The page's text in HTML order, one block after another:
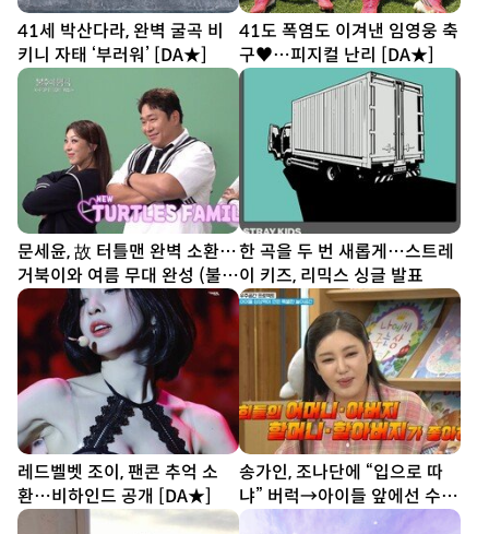
41세 박산다라, 완벽 굴곡 비
키니 자태 ‘부러워’ [DA★]
41도 폭염도 이겨낸 임영웅 축
구♥…피지컬 난리 [DA★]
문세윤, 故 터틀맨 완벽 소환…
거북이와 여름 무대 완성 (불후
의 명곡)
한 곡을 두 번 새롭게…스트레
이 키즈, 리믹스 싱글 발표
레드벨벳 조이, 팬콘 추억 소
환…비하인드 공개 [DA★]
송가인, 조나단에 “입으로 따
냐” 버럭→아이들 앞에선 수줍
반전미 (제철리 마을회관)